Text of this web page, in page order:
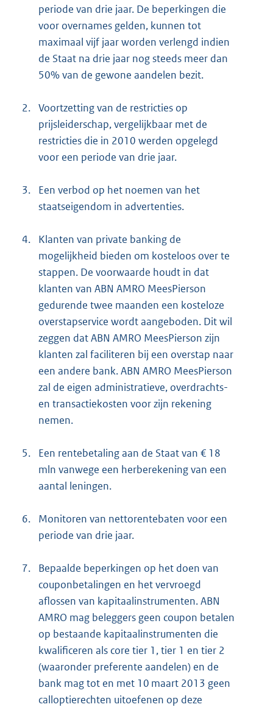
periode van drie jaar. De beperkingen die
voor overnames gelden, kunnen tot
maximaal vijf jaar worden verlengd indien
de Staat na drie jaar nog steeds meer dan
50% van de gewone aandelen bezit.
2. Voortzetting van de restricties op
prijsleiderschap, vergelijkbaar met de
restricties die in 2010 werden opgelegd
voor een periode van drie jaar.
3.
Een verbod op het noemen van het
staatseigendom in advertenties.
4.
Klanten van private banking de
mogelijkheid bieden om kosteloos over te
stappen. De voorwaarde houdt in dat
klanten van ABN AMRO MeesPierson
gedurende twee maanden een kosteloze
overstapservice wordt aangeboden. Dit wil
zeggen dat ABN AMRO MeesPierson zijn
klanten zal faciliteren bij een overstap naar
een andere bank. ABN AMRO MeesPierson
zal de eigen administratieve, overdrachts-
en transactiekosten voor zijn rekening
nemen.
5.
Een rentebetaling aan de Staat van € 18
mln vanwege een herberekening van een
aantal leningen.
6.
Monitoren van nettorentebaten voor een
periode van drie jaar.
7.
Bepaalde beperkingen op het doen van
couponbetalingen en het vervroegd
aflossen van kapitaalinstrumenten. ABN
AMRO mag beleggers geen coupon betalen
op bestaande kapitaalinstrumenten die
kwalificeren als core tier 1, tier 1 en tier 2
(waaronder preferente aandelen) en de
bank mag tot en met 10 maart 2013 geen
calloptierechten uitoefenen op deze